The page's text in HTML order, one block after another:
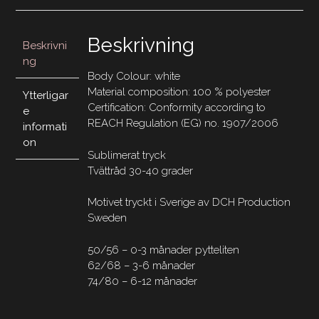
Beskrivni
ng
Ytterligar
e
informati
on
Beskrivning
Body Colour: white
Material composition: 100 % polyester
Certification: Conformity according to
REACH Regulation (EG) no. 1907/2006
Sublimerat tryck
Tvättråd 30-40 grader
Motivet tryckt i Sverige av DCH Production
Sweden
50/56 – 0-3 månader pytteliten
62/68 – 3-6 månader
74/80 – 6-12 månader